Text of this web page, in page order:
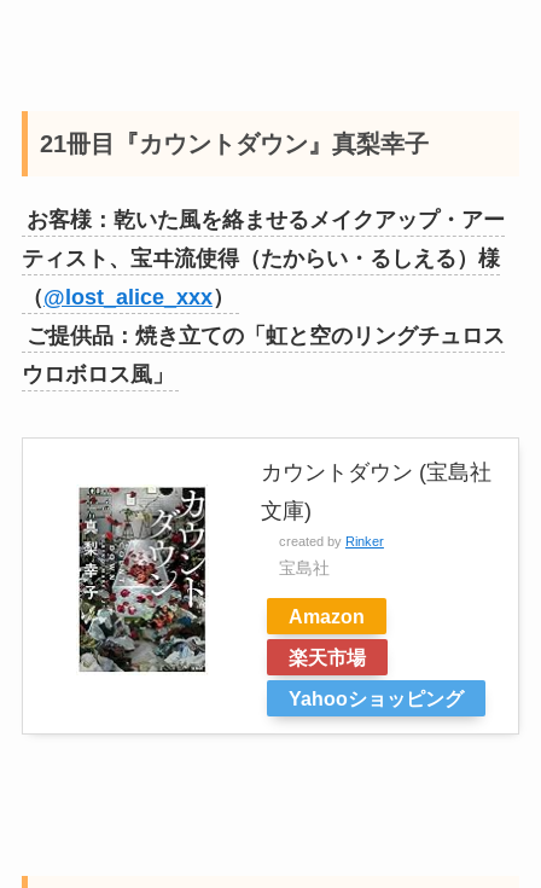
21冊目『カウントダウン』真梨幸子
お客様：乾いた風を絡ませるメイクアップ・アー
ティスト、宝ヰ流使得（たからい・るしえる）様
（@lost_alice_xxx）
ご提供品：焼き立ての「虹と空のリングチュロス
ウロボロス風」
カウントダウン (宝島社
文庫)
created by Rinker
宝島社
Amazon
楽天市場
Yahooショッピング